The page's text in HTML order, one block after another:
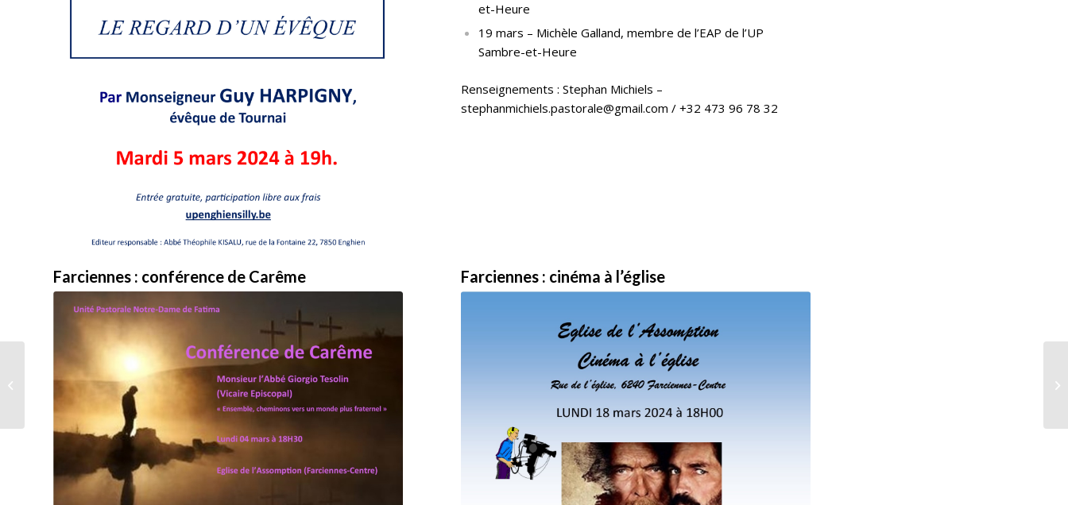
et-Heure
19 mars – Michèle Galland, membre de l’EAP de l’UP
Sambre-et-Heure
Renseignements : Stephan Michiels –
stephanmichiels.pastorale@gmail.com / +32 473 96 78 32
Farciennes : conférence de Carême Farciennes : cinéma à l’église
« Toi et Moi », plus
saint que Valentin !